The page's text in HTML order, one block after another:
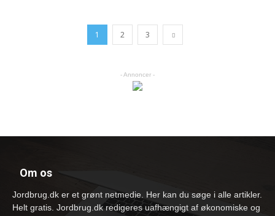
1 2 3
- Annoncer -
Om os
Jordbrug.dk er et grønt netmedie. Her kan du søge i alle artikler.
Helt gratis. Jordbrug.dk redigeres uafhængigt af økonomiske og